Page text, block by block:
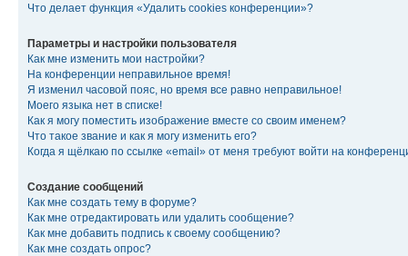
Что делает функция «Удалить cookies конференции»?
Параметры и настройки пользователя
Как мне изменить мои настройки?
На конференции неправильное время!
Я изменил часовой пояс, но время все равно неправильное!
Моего языка нет в списке!
Как я могу поместить изображение вместе со своим именем?
Что такое звание и как я могу изменить его?
Когда я щёлкаю по ссылке «email» от меня требуют войти на
Создание сообщений
Как мне создать тему в форуме?
Как мне отредактировать или удалить сообщение?
Как мне добавить подпись к своему сообщению?
Как мне создать опрос?